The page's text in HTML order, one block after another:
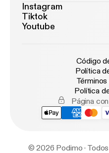
Instagram
Tiktok
Youtube
Código
Política
Política
Página
© 2026 Podimo ·